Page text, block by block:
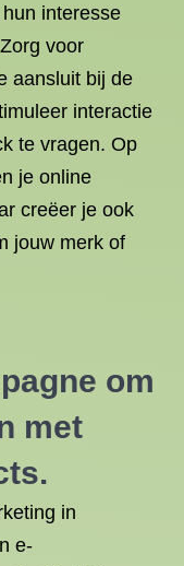
interesse
voor
aansluit bij de
interactie
te vragen. Op
je online
creëer je ook
jouw merk of
om
met
in
e-